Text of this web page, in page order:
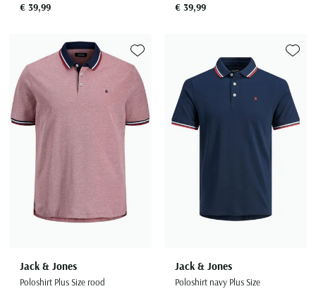
€ 39,99 € 39,99
Jack & Jones
Poloshirt Plus Size rood
Toevoegen aan favorieten
Jack & Jones
Poloshirt navy Plus Size